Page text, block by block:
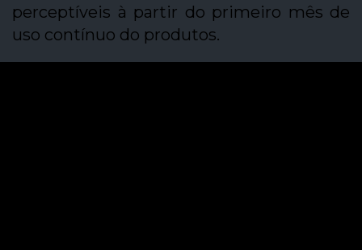
perceptíveis à partir do primeiro mês de
uso contínuo do produtos.